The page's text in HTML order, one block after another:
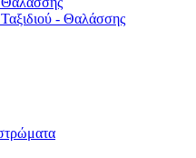
- Θαλάσσης